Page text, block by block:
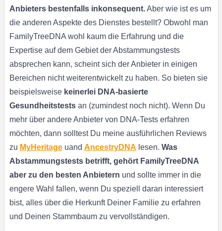
Anbieters bestenfalls inkonsequent.Aber wie ist es um
die anderen Aspekte des Dienstes bestellt? Obwohl man
FamilyTreeDNA wohl kaum die Erfahrung und die
Expertise auf dem Gebiet der Abstammungstests
absprechen kann, scheint sich der Anbieter in einigen
Bereichen nicht weiterentwickelt zu haben. So bieten sie
beispielsweise keinerlei DNA-basierte
Gesundheitstestsan (zumindest noch nicht). Wenn Du
mehr über andere Anbieter von DNA-Tests erfahren
möchten, dann solltest Du meine ausführlichen Reviews
zu MyHeritageuand AncestryDNA lesen. Was
Abstammungstests betrifft, gehört FamilyTreeDNA
aber zu den besten Anbietern und sollte immer in die
engere Wahl fallen, wenn Du speziell daran interessiert
bist, alles über die Herkunft Deiner Familie zu erfahren
und Deinen Stammbaum zu vervollständigen.